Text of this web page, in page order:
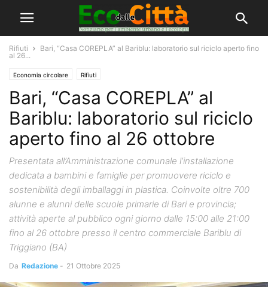
Rifiuti
Bari, “Casa COREPLA” al Bariblu: laboratorio sul riciclo aperto fino
al 26...
Economia circolare Rifiuti
Bari, “Casa COREPLA” al
Bariblu: laboratorio sul riciclo
aperto fino al 26 ottobre
Presentata all’Amministrazione comunale l’installazione
dedicata a bambini e famiglie per promuovere riciclo e
sostenibilità degli imballaggi in plastica. Coinvolte oltre 700
alunne e alunni delle scuole primarie di Bari e provincia;
attività aperte al pubblico ogni giorno dalle 15:00 alle 21:00
fino al 26 ottobre presso il centro commerciale Bariblu di
Triggiano (BA)
Da Redazione - 21 Ottobre 2025